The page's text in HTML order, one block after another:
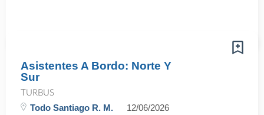
Asistentes A Bordo: Norte Y
Sur
TURBUS
Todo Santiago R. M. 12/06/2026